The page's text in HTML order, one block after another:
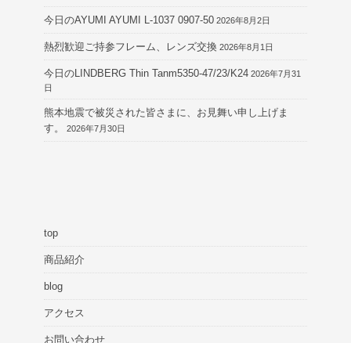
今日のAYUMI AYUMI L-1037 0907-50 2026年8月2日
熱烈歓迎ご持参フレーム、レンズ交換 2026年8月1日
今日のLINDBERG Thin Tanm5350-47/23/K24 2026年7月31
日
熊本地震で被災された皆さまに、お見舞い申し上げま
す。
2026年7月30日
top
商品紹介
blog
アクセス
お問い合わせ